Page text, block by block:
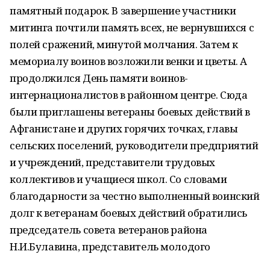
памятный подарок. В завершение участники
митинга почтили память всех, не вернувшихся с
полей сражений, минутой молчания. Затем к
мемориалу воинов возложили венки и цветы. А
продолжился День памяти воинов-
интернационалистов в районном центре. Сюда
были приглашены ветераны боевых действий в
Афганистане и других горячих точках, главы
сельских поселений, руководители предприятий
и учреждений, представители трудовых
коллективов и учащиеся школ. Со словами
благодарности за честно выполненный воинский
долг к ветеранам боевых действий обратились
председатель совета ветеранов района
Н.И.Булавина, представитель молодого